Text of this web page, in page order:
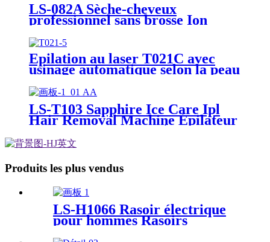
LS-082A Sèche-cheveux
professionnel sans brosse Ion
négatif Chaud Air froid Sèche-
cheveux Intelligent BLDC Sèche-
cheveux 3 vitesses 1600W
Épilation au laser T021C avec
usinage automatique selon la peau
LS-T103 Sapphire Ice Care Ipl
Hair Removal Machine Épilateur
Produits les plus vendus
LS-H1066 Rasoir électrique
pour hommes Rasoirs
étanches Rasoirs électriques